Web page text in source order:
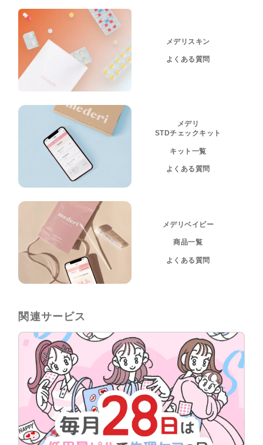
メデリスキン
よくある質問
メデリ
STDチェックキット
キット一覧
よくある質問
メデリベイビー
商品一覧
よくある質問
関連サービス